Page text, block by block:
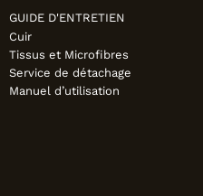
GUIDE D'ENTRETIEN
Cuir
Tissus et Microfibres
Service de détachage
Manuel d’utilisation